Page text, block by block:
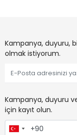
Kampanya, duyuru,
olmak istiyorum.
Kampanya, duyuru
için kayıt olun.